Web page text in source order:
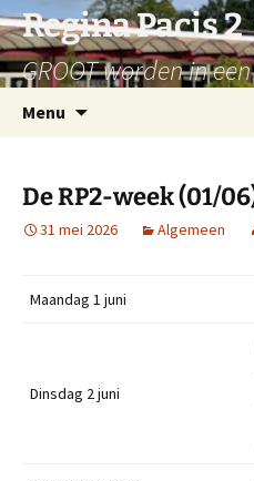
Ga
naar
de
inhoud
Regina Pacis 2
GROOT worden in
Menu
De RP2-week (01/
31 mei 2026 Algemeen
Maandag 1 juni
Dinsdag 2 juni